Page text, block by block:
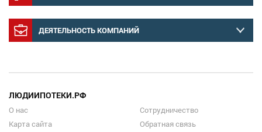
ДЕЯТЕЛЬНОСТЬ КОМПАНИЙ
ЛЮДИИПОТЕКИ.РФ
О нас
Карта сайта
Сотрудничество
Обратная связь